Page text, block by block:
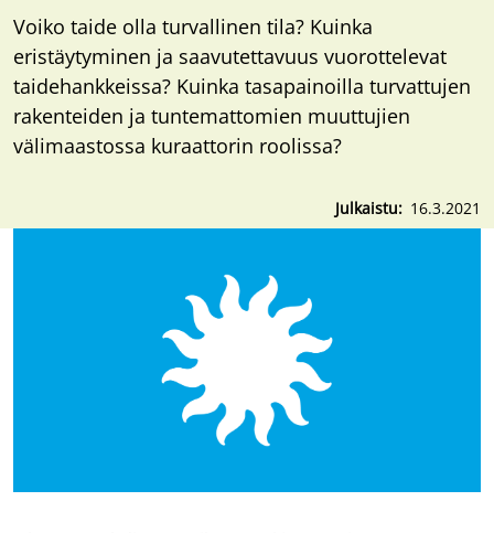
Voiko taide olla turvallinen tila? Kuinka
eristäytyminen ja saavutettavuus vuorottelevat
taidehankkeissa? Kuinka tasapainoilla turvattujen
rakenteiden ja tuntemattomien muuttujien
välimaastossa kuraattorin roolissa?
Julkaistu 16.3.2021